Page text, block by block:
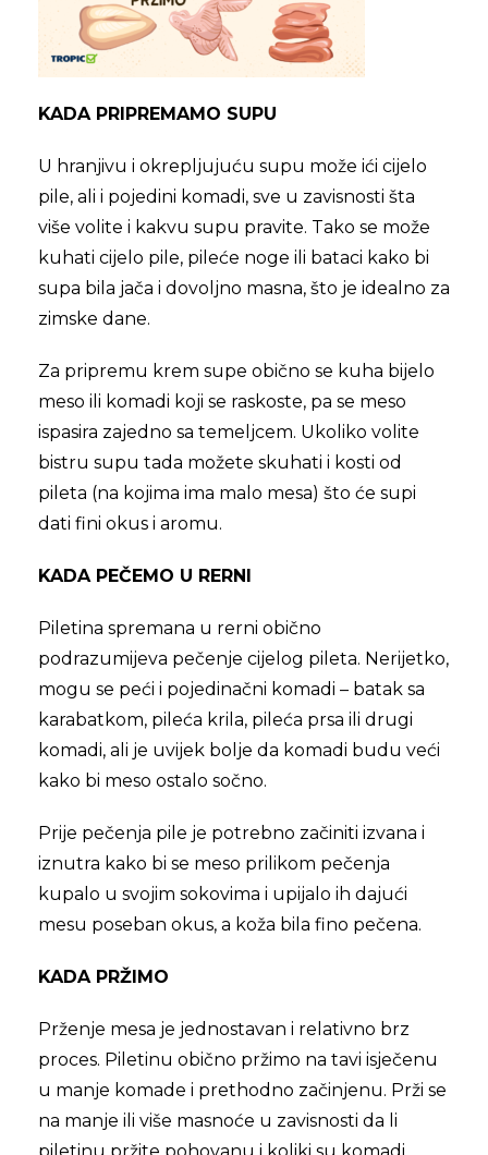
KADA PRIPREMAMO SUPU
U hranjivu i okrepljujuću supu može ići cijelo
pile, ali i pojedini komadi, sve u zavisnosti šta
više volite i kakvu supu pravite. Tako se može
kuhati cijelo pile, pileće noge ili bataci kako bi
supa bila jača i dovoljno masna, što je idealno za
zimske dane.
Za pripremu krem supe obično se kuha bijelo
meso ili komadi koji se raskoste, pa se meso
ispasira zajedno sa temeljcem. Ukoliko volite
bistru supu tada možete skuhati i kosti od
pileta (na kojima ima malo mesa) što će supi
dati fini okus i aromu.
KADA PEČEMO U RERNI
Piletina spremana u rerni obično
podrazumijeva pečenje cijelog pileta. Nerijetko,
mogu se peći i pojedinačni komadi – batak sa
karabatkom, pileća krila, pileća prsa ili drugi
komadi, ali je uvijek bolje da komadi budu veći
kako bi meso ostalo sočno.
Prije pečenja pile je potrebno začiniti izvana i
iznutra kako bi se meso prilikom pečenja
kupalo u svojim sokovima i upijalo ih dajući
mesu poseban okus, a koža bila fino pečena.
KADA PRŽIMO
Prženje mesa je jednostavan i relativno brz
proces. Piletinu obično pržimo na tavi isječenu
u manje komade i prethodno začinjenu. Prži se
na manje ili više masnoće u zavisnosti da li